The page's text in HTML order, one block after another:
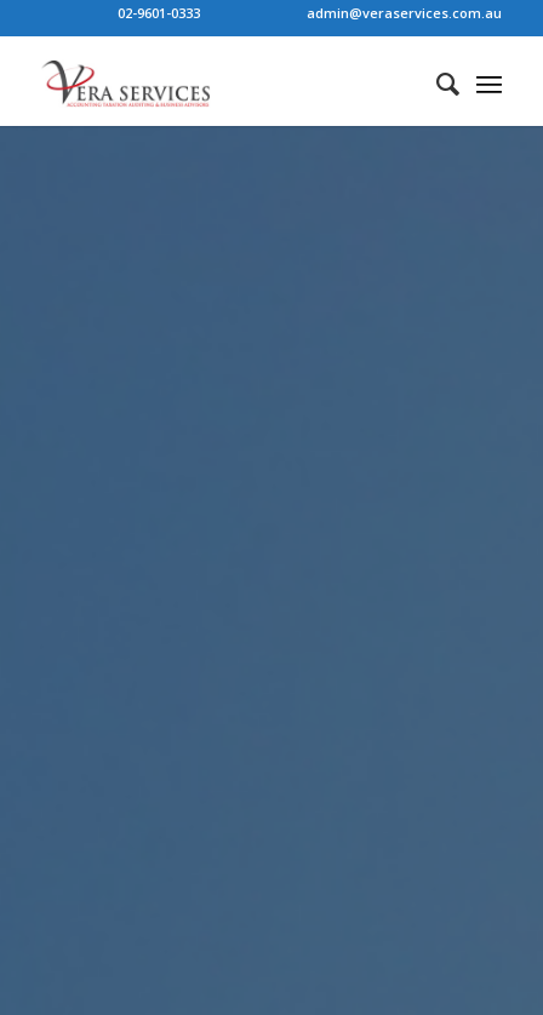
02-9601-0333 admin@veraservices.com.au